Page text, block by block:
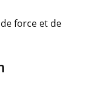
force et de